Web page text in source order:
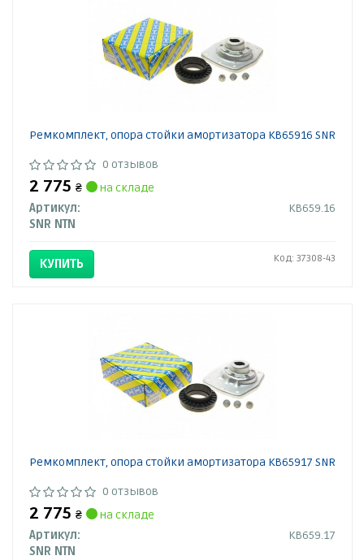
Ремкомплект, опора стойки амортизатора KB65916 SNR
0 отзывов
2 775 ₴
на складе
Артикул:
KB659.16
SNR NTN
КУПИТЬ Код: 37308-43
Ремкомплект, опора стойки амортизатора KB65917 SNR
0 отзывов
2 775 ₴
на складе
Артикул:
KB659.17
SNR NTN